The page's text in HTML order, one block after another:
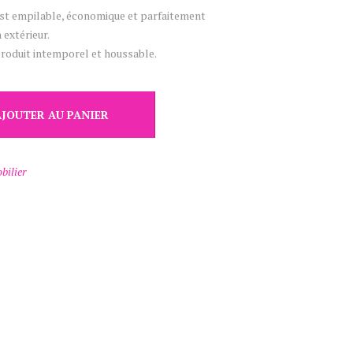
empilable, économique et parfaitement
extérieur.
intemporel et houssable.
AU PANIER